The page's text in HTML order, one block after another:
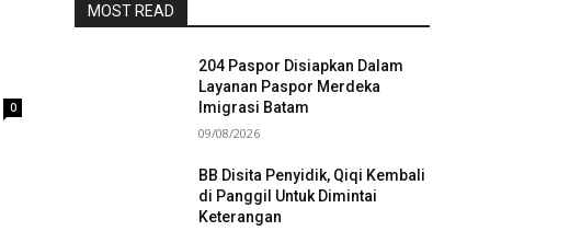
0
MOST READ
204 Paspor Disiapkan Dalam
Layanan Paspor Merdeka
Imigrasi Batam
09/08/2026
BB Disita Penyidik, Qiqi Kembali
di Panggil Untuk Dimintai
Keterangan